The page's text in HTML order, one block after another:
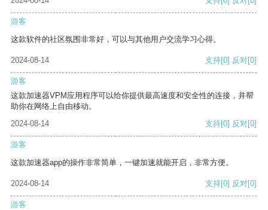
游客
这款软件的社区氛围非常好，可以与其他用户交流学习心得。
2024-08-14 支持[0] 反对[0]
游客
这款加速器VPM应用程序可以给你提供最高速度和安全性的连接，并帮
助你在网络上自由移动。
2024-08-14
支持[0] 反对[0]
游客
这款加速器app的操作非常简单，一键加速就能开启，非常方便。
2024-08-14 支持[0] 反对[0]
游客